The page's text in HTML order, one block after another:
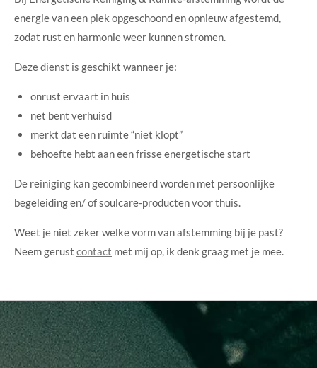
energie van een plek opgeschoond en opnieuw afgestemd,
zodat rust en harmonie weer kunnen stromen.
Deze dienst is geschikt wanneer je:
onrust ervaart in huis
net bent verhuisd
merkt dat een ruimte “niet klopt”
behoefte hebt aan een frisse energetische start
De reiniging kan gecombineerd worden met persoonlijke
begeleiding en/ of soulcare-producten voor thuis.
Weet je niet zeker welke vorm van afstemming bij je past?
Neem gerust contact met mij op, ik denk graag met je mee.